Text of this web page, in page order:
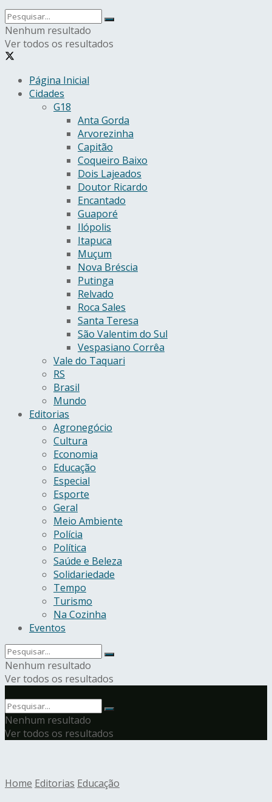
Nenhum resultado
Ver todos os resultados
Página Inicial
Cidades
G18
Anta Gorda
Arvorezinha
Capitão
Coqueiro Baixo
Dois Lajeados
Doutor Ricardo
Encantado
Guaporé
Ilópolis
Itapuca
Muçum
Nova Bréscia
Putinga
Relvado
Roca Sales
Santa Teresa
São Valentim do Sul
Vespasiano Corrêa
Vale do Taquari
RS
Brasil
Mundo
Editorias
Agronegócio
Cultura
Economia
Educação
Especial
Esporte
Geral
Meio Ambiente
Polícia
Política
Saúde e Beleza
Solidariedade
Tempo
Turismo
Na Cozinha
Eventos
Nenhum resultado
Ver todos os resultados
Nenhum resultado
Ver todos os resultados
Home Editorias Educação